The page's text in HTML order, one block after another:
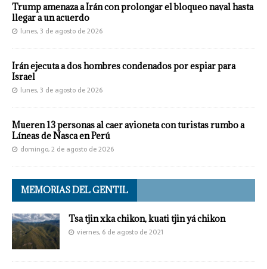
Trump amenaza a Irán con prolongar el bloqueo naval hasta
llegar a un acuerdo
lunes, 3 de agosto de 2026
Irán ejecuta a dos hombres condenados por espiar para
Israel
lunes, 3 de agosto de 2026
Mueren 13 personas al caer avioneta con turistas rumbo a
Líneas de Nasca en Perú
domingo, 2 de agosto de 2026
MEMORIAS DEL GENTIL
Tsa tjin xka chikon, kuati tjin yá chikon
viernes, 6 de agosto de 2021